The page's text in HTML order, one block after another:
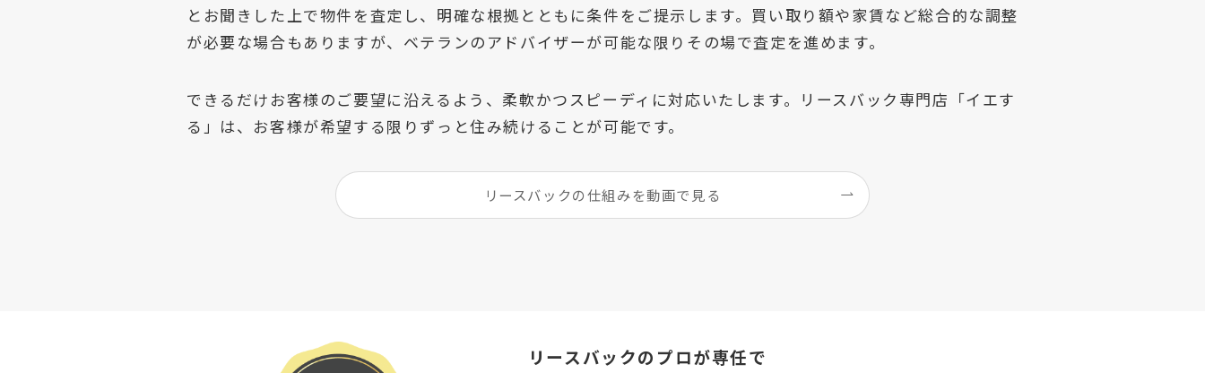
とお聞きした上で物件を査定し、明確な根拠とともに条件をご提示します。買い取り額や家賃など総合的な調整
が必要な場合もありますが、ベテランのアドバイザーが可能な限りその場で査定を進めます。
できるだけお客様のご要望に沿えるよう、柔軟かつスピーディに対応いたします。リースバック専門店「イエす
る」は、お客様が希望する限りずっと住み続けることが可能です。
リースバックの仕組みを動画で見る
リースバックのプロが専任で